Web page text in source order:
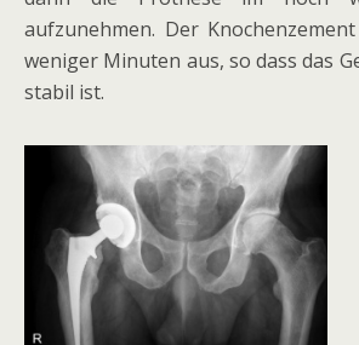
aufzunehmen. Der
weniger Minuten aus, so dass das
stabil ist.